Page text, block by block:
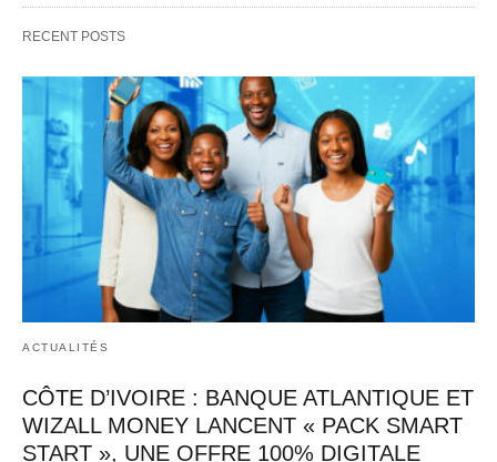
RECENT POSTS
ACTUALITÉS
CÔTE D’IVOIRE : BANQUE ATLANTIQUE ET
WIZALL MONEY LANCENT « PACK SMART
START », UNE OFFRE 100% DIGITALE